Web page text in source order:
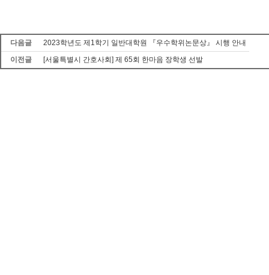
다음글
2023학년도 제1학기 일반대학원 『우수학위논문상』 시행 안내
이전글
[서울특별시 간호사회] 제 65회 한마음 장학생 선발